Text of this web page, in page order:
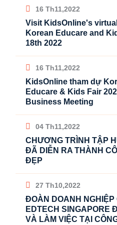
16 Th11,2022
Visit KidsOnline's
Korean Educare and
18th 2022
16 Th11,2022
KidsOnline tham dự
Educare & Kids Fair
Business Meeting
04 Th11,2022
CHƯƠNG TRÌNH TẬP
ĐÃ DIỄN RA THÀNH
ĐẸP
27 Th10,2022
ĐOÀN DOANH NGHIỆP
EDTECH SINGAPORE
VÀ LÀM VIỆC TẠI